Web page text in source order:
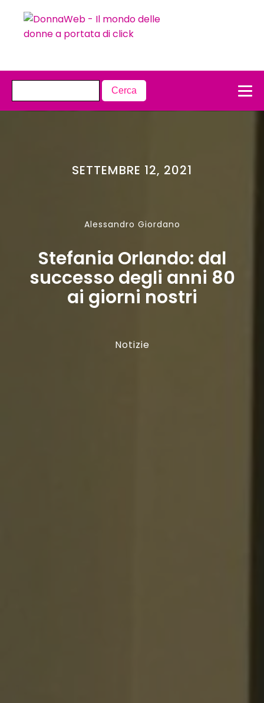
SETTEMBRE 12, 2021
Alessandro Giordano
Stefania Orlando: dal
successo degli anni 80
ai giorni nostri
Notizie